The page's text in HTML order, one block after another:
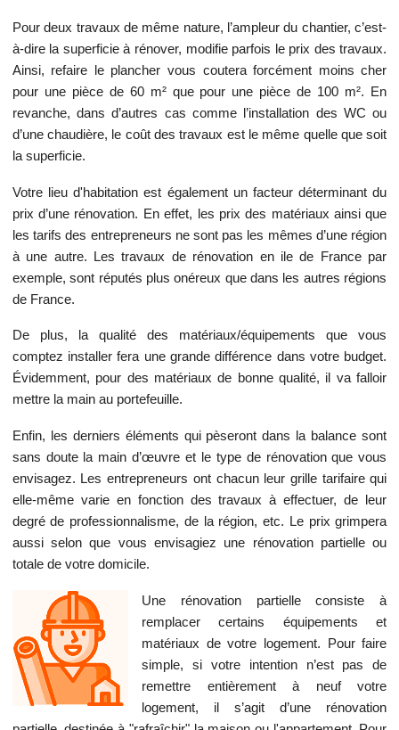
Pour deux travaux de même nature, l’ampleur du chantier, c’est-
à-dire la superficie à rénover, modifie parfois le prix des travaux.
Ainsi, refaire le plancher vous coutera forcément moins cher
pour une pièce de 60 m² que pour une pièce de 100 m². En
revanche, dans d’autres cas comme l’installation des WC ou
d’une chaudière, le coût des travaux est le même quelle que soit
la superficie.
Votre lieu d'habitation est également un facteur déterminant du
prix d’une rénovation. En effet, les prix des matériaux ainsi que
les tarifs des entrepreneurs ne sont pas les mêmes d’une région
à une autre. Les travaux de rénovation en ile de France par
exemple, sont réputés plus onéreux que dans les autres régions
de France.
De plus, la qualité des matériaux/équipements que vous
comptez installer fera une grande différence dans votre budget.
Évidemment, pour des matériaux de bonne qualité, il va falloir
mettre la main au portefeuille.
Enfin, les derniers éléments qui pèseront dans la balance sont
sans doute la main d’œuvre et le type de rénovation que vous
envisagez. Les entrepreneurs ont chacun leur grille tarifaire qui
elle-même varie en fonction des travaux à effectuer, de leur
degré de professionnalisme, de la région, etc. Le prix grimpera
aussi selon que vous envisagiez une rénovation partielle ou
totale de votre domicile.
Une rénovation partielle consiste à
remplacer certains équipements et
matériaux de votre logement. Pour faire
simple, si votre intention n’est pas de
remettre entièrement à neuf votre
logement, il s’agit d’une rénovation